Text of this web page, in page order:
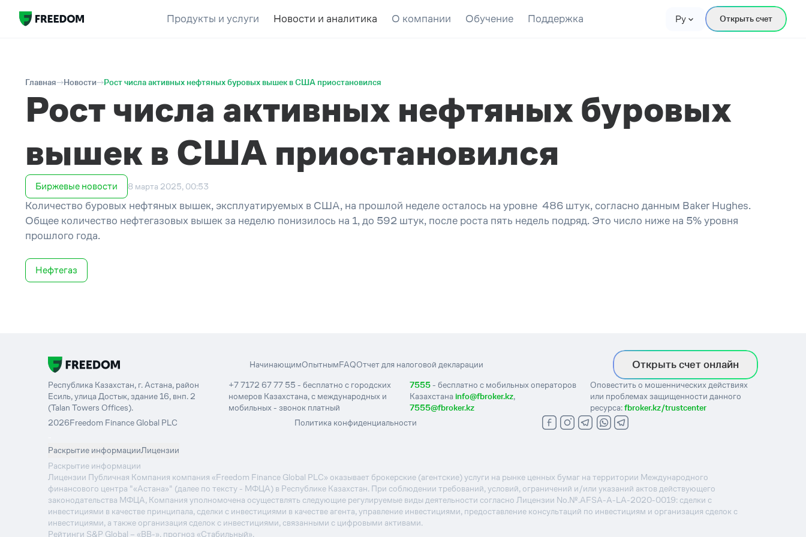
Продукты и услуги Новости и аналитика О компании Обучение Поддержка Ру Открыть счет
Главная Новости Рост числа активных нефтяных буровых вышек в США приостановился
Рост числа активных нефтяных буровых
вышек в США приостановился
Биржевые новости 8 марта 2025, 00:53
Количество буровых нефтяных вышек, эксплуатируемых в США, на прошлой неделе осталось на уровне 486 штук, согласно данным Baker Hughes.
Общее количество нефтегазовых вышек за неделю понизилось на 1, до 592 штук, после роста пять недель подряд. Это число ниже на 5% уровня
прошлого года.
Нефтегаз
НачинающимОпытнымFAQОтчет для налоговой декларации Открыть счет онлайн
Республика Казахстан, г. Астана, район
Есиль, улица Достык, здание 16, внп. 2
(Talan Towers Offices).
+7 7172 67 77 55 - бесплатно с городских
номеров Казахстана, с международных и
мобильных - звонок платный
7555- бесплатно с мобильных операторов
Казахстанаinfo@fbroker.kz,
7555@fbroker.kz
Оповестить о мошеннических действиях
или проблемах защищенности данного
ресурса:fbroker.kz/trustcenter
2026Freedom Finance Global PLC
Политика конфиденциальности
Раскрытие информацииЛицензии
Раскрытие информации
Лицензии Публичная Компания компания «Freedom Finance Global PLC» оказывает брокерские (агентские) услуги на рынке ценных бумаг на территории Международного
финансового центра "«Астана»" (далее по тексту - МФЦА) в Республике Казахстан. При соблюдении требований, условий, ограничений и/или указаний актов действующего
законодательства МФЦА, Компания уполномочена осуществлять следующие регулируемые виды деятельности согласно Лицензии No.№.AFSA-A-LA-2020-0019: сделки с
инвестициями в качестве принципала, сделки с инвестициями в качестве агента, управление инвестициями, предоставление консультаций по инвестициям и организация сделок с
инвестициями, а также организация сделок с инвестициями, связанными с цифровыми активами.
Рейтинги S&P Global – «BB-», прогноз «Стабильный».